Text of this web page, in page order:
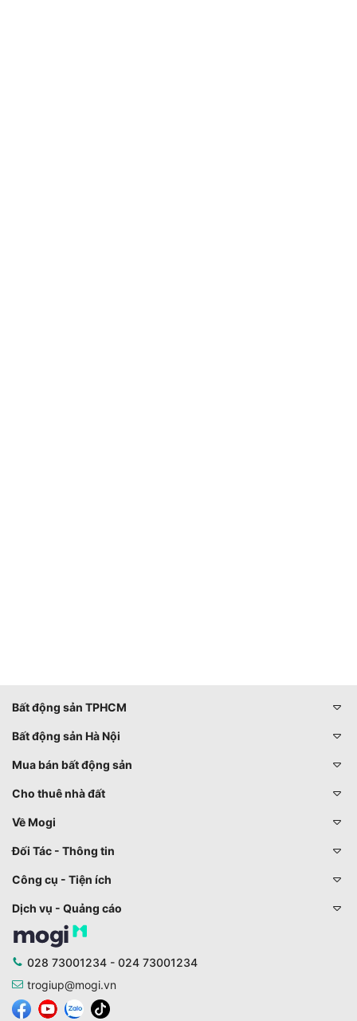
Bất động sản TPHCM
Bất động sản Hà Nội
Mua bán bất động sản
Cho thuê nhà đất
Về Mogi
Đối Tác - Thông tin
Công cụ - Tiện ích
Dịch vụ - Quảng cáo
028 73001234 - 024 73001234
trogiup@mogi.vn